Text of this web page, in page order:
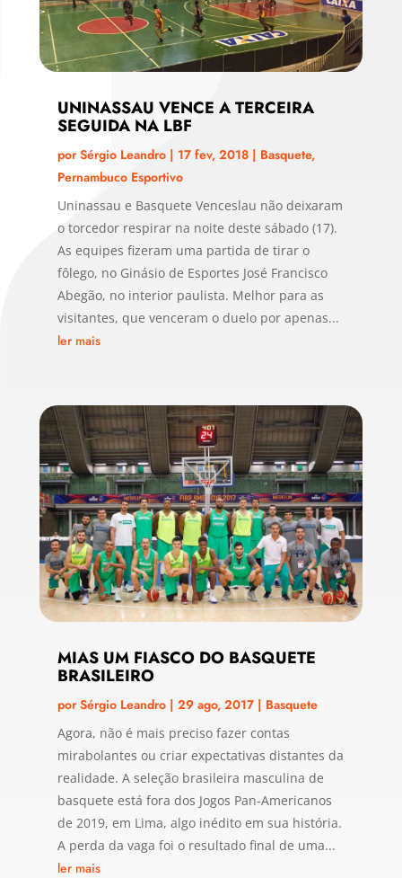
UNINASSAU VENCE A TERCEIRA
SEGUIDA NA LBF
porSérgio Leandro| 17 fev, 2018| Basquete,
Pernambuco Esportivo
Uninassau e Basquete Venceslau não deixaram
o torcedor respirar na noite deste sábado (17).
As equipes fizeram uma partida de tirar o
fôlego, no Ginásio de Esportes José Francisco
Abegão, no interior paulista. Melhor para as
visitantes, que venceram o duelo por apenas...
ler mais
MIAS UM FIASCO DO BASQUETE
BRASILEIRO
porSérgio Leandro| 29 ago, 2017| Basquete
Agora, não é mais preciso fazer contas
mirabolantes ou criar expectativas distantes da
realidade. A seleção brasileira masculina de
basquete está fora dos Jogos Pan-Americanos
de 2019, em Lima, algo inédito em sua história.
A perda da vaga foi o resultado final de uma...
ler mais